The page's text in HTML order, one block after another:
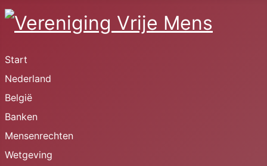
Start
Nederland
België
Banken
Mensenrechten
Wetgeving